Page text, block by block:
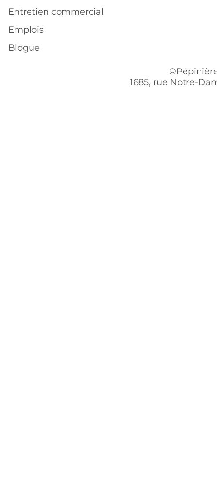
Entretien commercial
Emplois
Blogue
1685, rue Notre-